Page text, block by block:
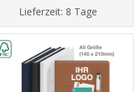
Lieferzeit: 8 Tage